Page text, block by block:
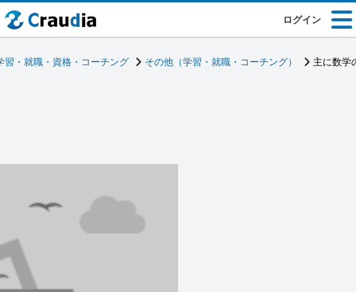
ログイン
習・就職・資格・コーチング その他（学習・就職・コーチング） 主に数学